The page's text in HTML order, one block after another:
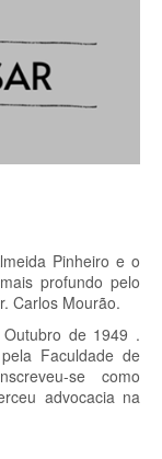
Pinheiro e o
profundo pelo
Carlos Mourão.
de 1949 .
Faculdade de
se como
advocacia na